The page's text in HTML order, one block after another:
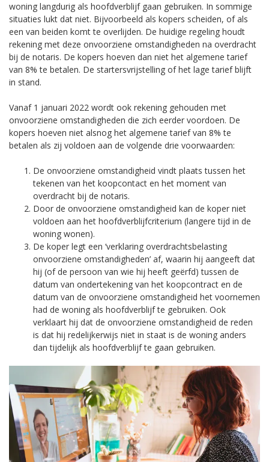
woning langdurig als hoofdverblijf gaan gebruiken. In sommige
situaties lukt dat niet. Bijvoorbeeld als kopers scheiden, of als
een van beiden komt te overlijden. De huidige regeling houdt
rekening met deze onvoorziene omstandigheden na overdracht
bij de notaris. De kopers hoeven dan niet het algemene tarief
van 8% te betalen. De startersvrijstelling of het lage tarief blijft
in stand.
Vanaf 1 januari 2022 wordt ook rekening gehouden met
onvoorziene omstandigheden die zich eerder voordoen. De
kopers hoeven niet alsnog het algemene tarief van 8% te
betalen als zij voldoen aan de volgende drie voorwaarden:
De onvoorziene omstandigheid vindt plaats tussen het
tekenen van het koopcontact en het moment van
overdracht bij de notaris.
Door de onvoorziene omstandigheid kan de koper niet
voldoen aan het hoofdverblijfcriterium (langere tijd in de
woning wonen).
De koper legt een ‘verklaring overdrachtsbelasting
onvoorziene omstandigheden’ af, waarin hij aangeeft dat
hij (of de persoon van wie hij heeft geërfd) tussen de
datum van ondertekening van het koopcontract en de
datum van de onvoorziene omstandigheid het voornemen
had de woning als hoofdverblijf te gebruiken. Ook
verklaart hij dat de onvoorziene omstandigheid de reden
is dat hij redelijkerwijs niet in staat is de woning anders
dan tijdelijk als hoofdverblijf te gaan gebruiken.